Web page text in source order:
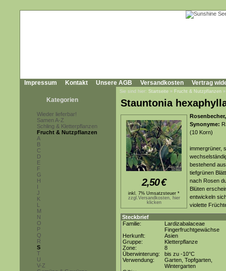
Impressum Kontakt Unsere AGB Versandkosten Vertrag
Kategorien
Wieder lieferbar!
Samen A-Z
Schling & Kletterpflanzen
Frucht & Nutzpflanzen
A
B
C
D
E
F
G
H
I
J
K
L
M
N
O
P
Q
R
S
T
U
V-Z
Sie sind hier: Startseite » Frucht & Nutzpflanzen
Stauntonia
2,50€
inkl. 7% Umsatzsteuer *
zzgl.Versandkosten, hier
klicken
Synonyme:
(10 Korn)
immergrüner,
bestehend
tiefgrünen
nach Rosen
Blüten
entwickeln
violette
Steckbrief
Familie:
Lardizabalaceae
Fingerfruchtgewächse
Herkunft:
Asien
Gruppe:
Kletterpflanze
Zone:
8
Überwinterung:
bis zu -10°C
Verwendung:
Garten, Topfgarten,
Wintergarten